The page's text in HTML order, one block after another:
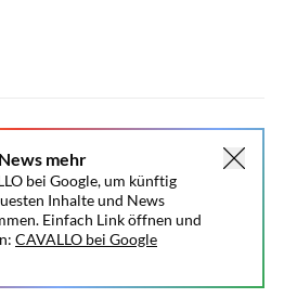
mehr
bei Google, um künftig
Inhalte und News
Einfach Link öffnen und
CAVALLO bei Google